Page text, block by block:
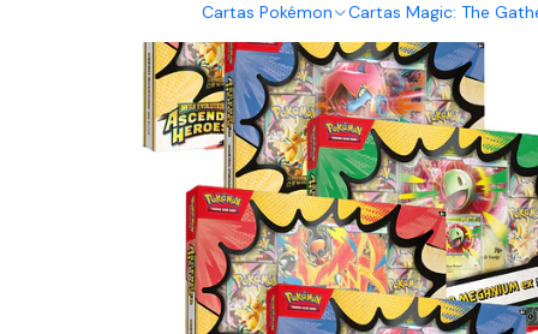
Cartas Pokémon Cartas Magic: The